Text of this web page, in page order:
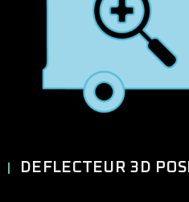
DEFLECTEUR 3D